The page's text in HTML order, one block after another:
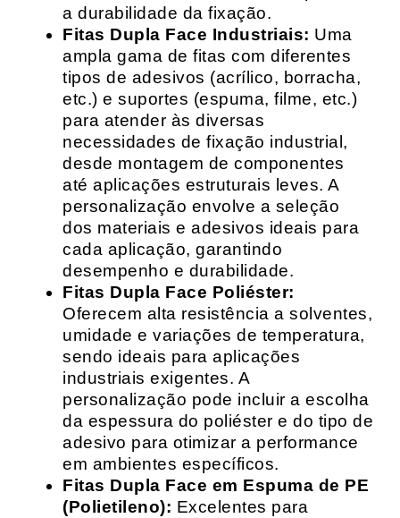
a durabilidade da fixação.
Fitas Dupla Face Industriais: Uma
ampla gama de fitas com diferentes
tipos de adesivos (acrílico, borracha,
etc.) e suportes (espuma, filme, etc.)
para atender às diversas
necessidades de fixação industrial,
desde montagem de componentes
até aplicações estruturais leves. A
personalização envolve a seleção
dos materiais e adesivos ideais para
cada aplicação, garantindo
desempenho e durabilidade.
Fitas Dupla Face Poliéster:
Oferecem alta resistência a solventes,
umidade e variações de temperatura,
sendo ideais para aplicações
industriais exigentes. A
personalização pode incluir a escolha
da espessura do poliéster e do tipo de
adesivo para otimizar a performance
em ambientes específicos.
Fitas Dupla Face em Espuma de PE
(Polietileno): Excelentes para